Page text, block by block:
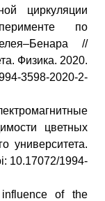
циркуляции
по
//
Физика. 2020.
3598-2020-2-
цветных
университета.
10.17072/1994-
of the